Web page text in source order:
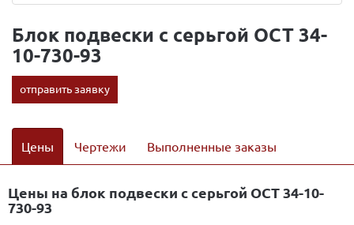
Блок подвески с серьгой ОСТ 34-
10-730-93
отправить заявку
Цены Чертежи Выполненные заказы
Цены на блок подвески с серьгой ОСТ 34-10-
730-93